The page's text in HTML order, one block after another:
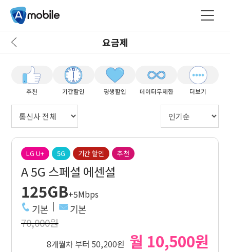
요금제
추천 기간할인 평생할인 데이터무제한 더보기
LG U+ 5G 기간 할인 추천
A 5G 스페셜 에센셜
125GB+5Mbps
기본 기본
70,000원
8개월차 부터 50,200원 월 10,500원